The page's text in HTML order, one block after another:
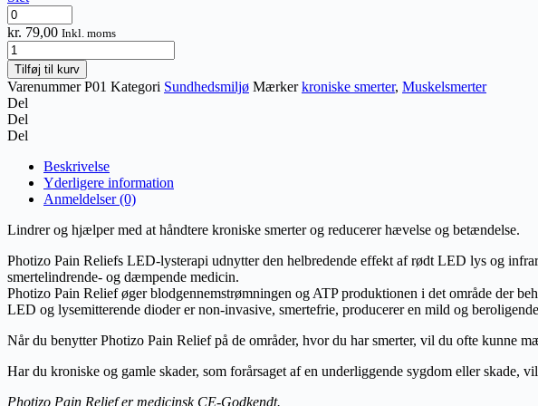
Leucillin
sårrens
antiseptisk
hudpleje
antal
kr. 79,00 Inkl. moms
Photizo
Pain
Relief
antal
Tilføj til kurv
VarenummerP01 Kategori Sundhedsmiljø Mærker kroniske smerter, Muskelsmerter
Del
Del
Del
Beskrivelse
Yderligere information
Anmeldelser (0)
Lindrer og hjælper med at håndtere kroniske smerter og reducerer hævelse og betændelse.
Photizo Pain Reliefs LED-lysterapi udnytter den helbredende effekt af rødt LED lys og
smertelindrende- og dæmpende medicin.
Photizo Pain Relief øger blodgennemstrømningen og ATP produktionen i det område der
LED og lysemitterende dioder er non-invasive, smertefrie, producerer en mild og
Når du benytter Photizo Pain Relief på de områder, hvor du har smerter, vil du ofte kunne
Har du kroniske og gamle skader, som forårsaget af en underliggende sygdom eller skade,
Photizo Pain Relief er medicinsk CE-Godkendt.